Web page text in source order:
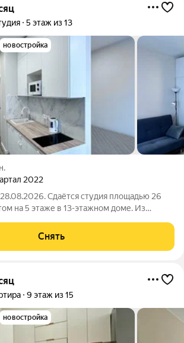
5 этаж из 13
новостройка
2022
Сдаётся студия площадью 26
на 5 этаже в 13-этажном доме. Из
подъезде 3
Снять
9 этаж из 15
новостройка